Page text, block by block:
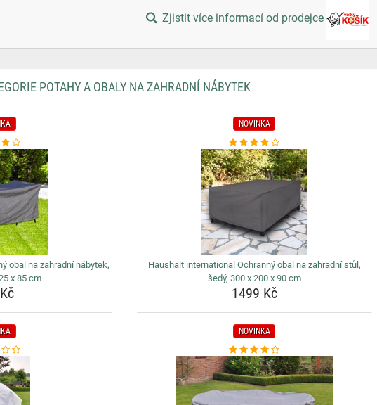
Zjistit více informací od prodejce
POTAHY A OBALY NA ZAHRADNÍ NÁBYTEK
obal na zahradní nábytek,
x 85 cm
NOVINKA
Haushalt international Ochranný obal na zahradní stůl,
šedý, 300 x 200 x 90 cm
1499 Kč
NOVINKA